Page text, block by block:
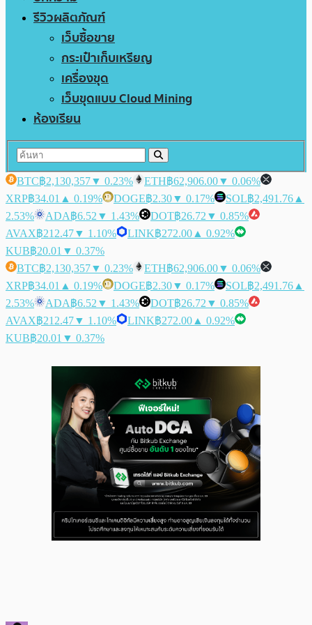
รีวิวผลิตภัณฑ์
เว็บซื้อขาย
กระเป๋าเก็บเหรียญ
เครื่องขุด
เว็บขุดแบบ Cloud Mining
ห้องเรียน
BTC฿2,130,357▼ 0.23% ETH฿62,906.00▼ 0.06%
XRP฿34.01 ▲ 0.19% DOGE฿2.30▼ 0.17% SOL฿2,491.76 ▲
2.53%
ADA฿6.52 ▼ 1.43% DOT฿26.72 ▼ 0.85%
AVAX฿212.47▼ 1.10% LINK฿272.00 ▲ 0.92%
KUB฿20.01 ▼ 0.37%
BTC฿2,130,357▼ 0.23% ETH฿62,906.00▼ 0.06%
XRP฿34.01 ▲ 0.19% DOGE฿2.30▼ 0.17% SOL฿2,491.76 ▲
2.53%
ADA฿6.52 ▼ 1.43% DOT฿26.72 ▼ 0.85%
AVAX฿212.47▼ 1.10% LINK฿272.00 ▲ 0.92%
KUB฿20.01 ▼ 0.37%